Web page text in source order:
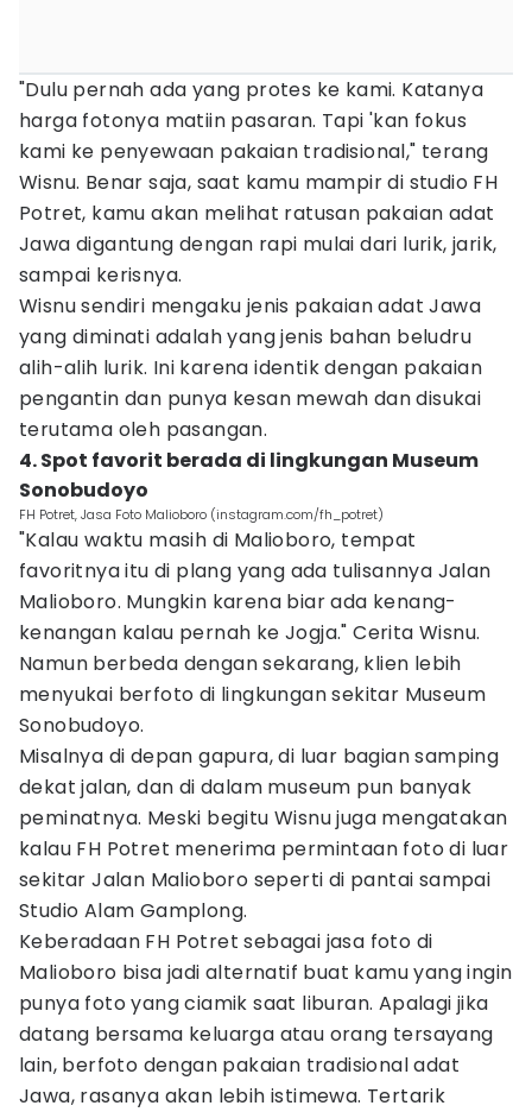
"Dulu pernah ada yang protes ke kami. Katanya
harga fotonya matiin pasaran. Tapi 'kan fokus
kami ke penyewaan pakaian tradisional," terang
Wisnu. Benar saja, saat kamu mampir di studio FH
Potret, kamu akan melihat ratusan pakaian adat
Jawa digantung dengan rapi mulai dari lurik, jarik,
sampai kerisnya.
Wisnu sendiri mengaku jenis pakaian adat Jawa
yang diminati adalah yang jenis bahan beludru
alih-alih lurik. Ini karena identik dengan pakaian
pengantin dan punya kesan mewah dan disukai
terutama oleh pasangan.
4. Spot favorit berada di lingkungan Museum
Sonobudoyo
FH Potret, Jasa Foto Malioboro (instagram.com/fh_potret)
"Kalau waktu masih di Malioboro, tempat
favoritnya itu di plang yang ada tulisannya Jalan
Malioboro. Mungkin karena biar ada kenang-
kenangan kalau pernah ke Jogja." Cerita Wisnu.
Namun berbeda dengan sekarang, klien lebih
menyukai berfoto di lingkungan sekitar Museum
Sonobudoyo.
Misalnya di depan gapura, di luar bagian samping
dekat jalan, dan di dalam museum pun banyak
peminatnya. Meski begitu Wisnu juga mengatakan
kalau FH Potret menerima permintaan foto di luar
sekitar Jalan Malioboro seperti di pantai sampai
Studio Alam Gamplong.
Keberadaan FH Potret sebagai jasa foto di
Malioboro bisa jadi alternatif buat kamu yang ingin
punya foto yang ciamik saat liburan. Apalagi jika
datang bersama keluarga atau orang tersayang
lain, berfoto dengan pakaian tradisional adat
Jawa, rasanya akan lebih istimewa. Tertarik